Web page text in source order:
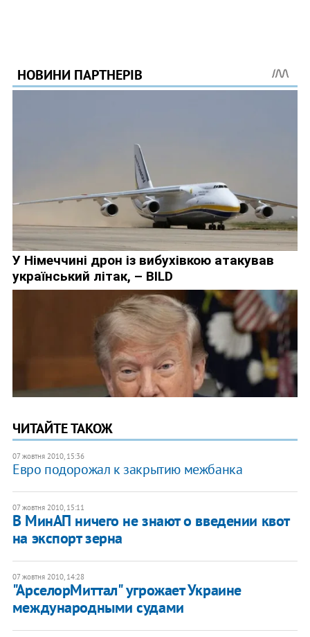
ЧИТАЙТЕ ТАКОЖ
07 жовтня 2010, 15:36
Евро подорожал к закрытию межбанка
07 жовтня 2010, 15:11
В МинАП ничего не знают о введении квот
на экспорт зерна
07 жовтня 2010, 14:28
"АрселорМиттал" угрожает Украине
международными судами